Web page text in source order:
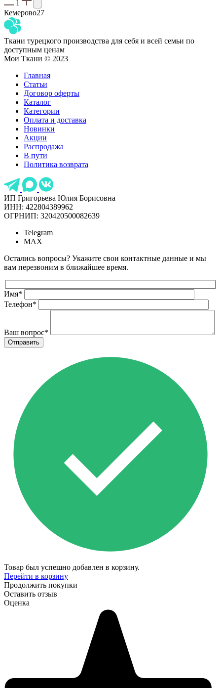
1
Кемерово27
Ткани турецкого производства для себя и всей семьи по
доступным ценам
Мои Ткани © 2023
Главная
Статьи
Договор оферты
Каталог
Категории
Оплата и доставка
Новинки
Акции
Распродажа
В пути
Политика возврата
ИП Григорьева Юлия Борисовна
ИНН: 422804389962
ОГРНИП: 320420500082639
Telegram
MAX
Остались вопросы? Укажите свои контактные данные и мы
вам перезвоним в ближайшее время.
Имя*
Телефон*
Ваш вопрос*
Товар был успешно добавлен в корзину.
Перейти в корзину
Продолжить покупки
Оставить отзыв
Оценка